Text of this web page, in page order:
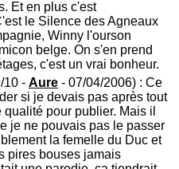
Et en plus c'est
le Silence des Agneaux
Winny l'ourson
belge. On s'en prend
c'est un vrai bonheur.
- Aure - 07/04/2006) : Ce
si je devais pas après tout
pour publier. Mais il
je ne pouvais pas le passer
la femelle du Duc et
pires bouses jamais